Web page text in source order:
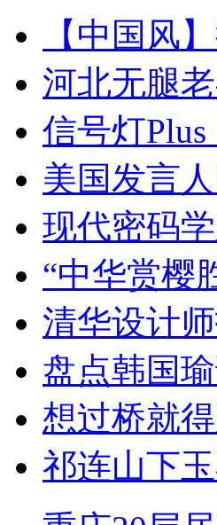
【中国风
河北无腿
信号灯
美国发言
现代密码
“中华赏樱
清华设计
盘点韩国
想过桥就
祁连山下